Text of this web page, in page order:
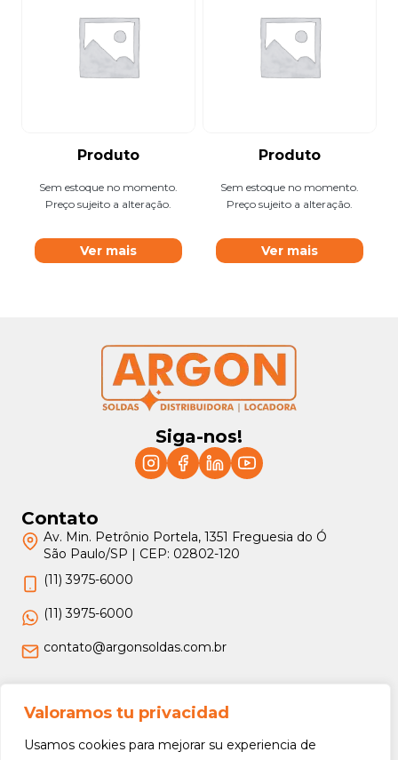
Valoramos tu privacidad
Usamos cookies para mejorar su experiencia de
Produto
Sem estoque no momento.
Preço sujeito a alteração.
Ver mais
Produto
Sem estoque no momento.
Preço sujeito a alteração.
Ver mais
Siga-nos!
Contato
Av. Min. Petrônio Portela, 1351 Freguesia do Ó
São Paulo/SP | CEP: 02802-120
(11) 3975-6000
(11) 3975-6000
contato@argonsoldas.com.br
Jurídico
Termos e Condições
Política de Privacidade